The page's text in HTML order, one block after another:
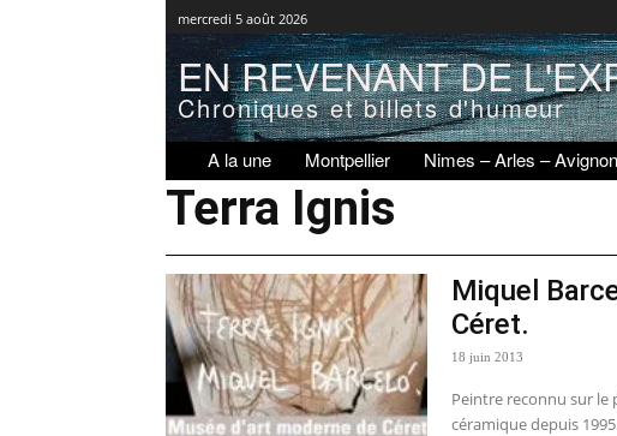
mercredi 5 août 2026
EN REVENANT DE
Chroniques et billets d'humeur
A la une Montpellier Nimes – Arles – Avignon
Terra Ignis
Miquel
Céret.
18 juin 2013
Peintre reconnu sur le
céramique depuis